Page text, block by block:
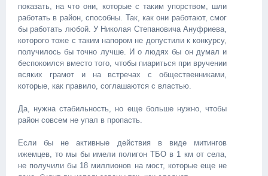
показать, на что они, которые с таким упорством, шли
работать в район, способны. Так, как они работают, смог
бы работать любой. У Николая Степановича Ануфриева,
которого тоже с таким напором не допустили к конкурсу,
получилось бы точно лучше. И о людях бы он думал и
беспокоился вместо того, чтобы пиариться при вручении
всяких грамот и на встречах с общественниками,
которые, как правило, соглашаются с властью.
Да, нужна стабильность, но еще больше нужно, чтобы
район совсем не упал в пропасть.
Если бы не активные действия в виде митингов
ижемцев, то мы бы имели полигон ТБО в 1 км от села,
не получили бы 18 миллионов на мост, которые еще не